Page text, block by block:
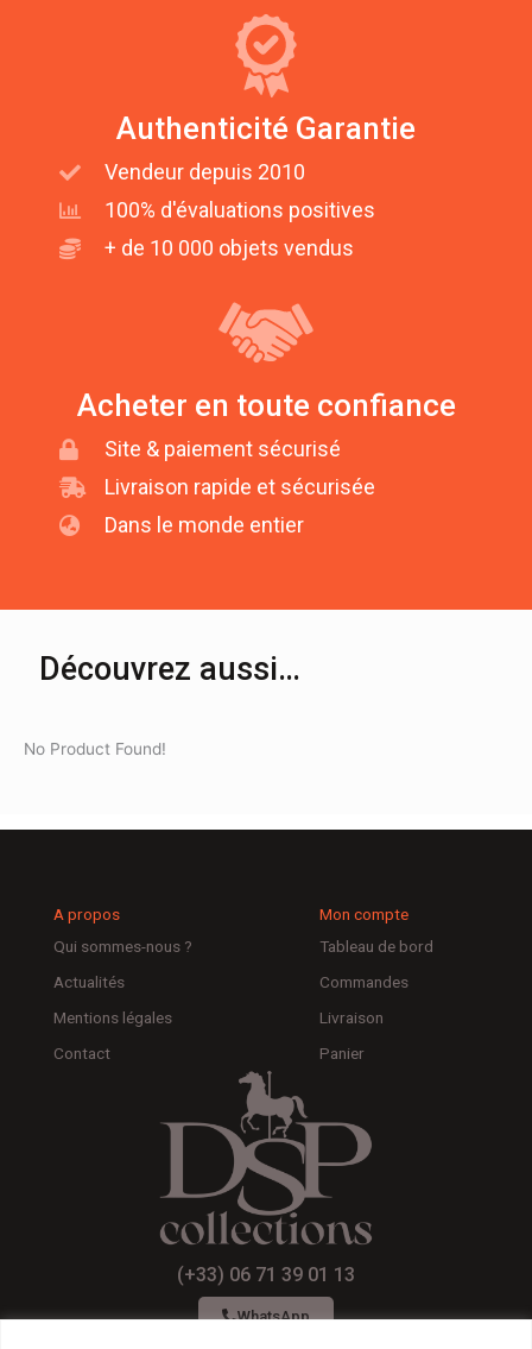
Authenticité Garantie
Vendeur depuis 2010
100% d'évaluations positives
+ de 10 000 objets vendus
Acheter en toute confiance
Site & paiement sécurisé
Livraison rapide et sécurisée
Dans le monde entier
Découvrez aussi…
No Product Found!
A propos
Qui sommes-nous ?
Actualités
Mentions légales
Contact
Mon compte
Tableau de bord
Commandes
Livraison
Panier
(+33) 06 71 39 01 13
WhatsApp